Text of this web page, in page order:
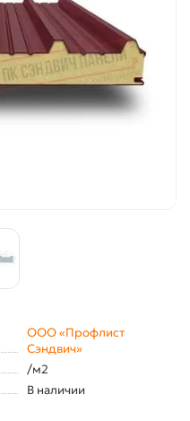
ООО «Профлист
Сэндвич»
/м2
В наличии